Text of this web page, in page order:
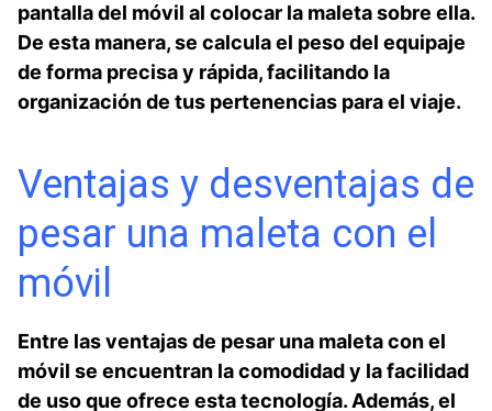
pantalla del móvil al colocar la ‌maleta sobre ella.
De esta manera, ‌se calcula el‌ peso del equipaje
de forma precisa y‍ rápida, facilitando la
organización de ​tus pertenencias para el viaje.
Ventajas ⁤y desventajas ⁢de
pesar una maleta con ‍el
⁣móvil
Entre las ventajas de pesar una maleta con el
móvil se encuentran la comodidad y la facilidad
de uso que⁤ ofrece esta ‍tecnología. Además, el